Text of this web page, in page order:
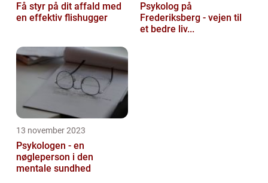
Få styr på dit affald med
en effektiv flishugger
Psykolog på
Frederiksberg - vejen til
et bedre liv...
13 november 2023
Psykologen - en
nøgleperson i den
mentale sundhed